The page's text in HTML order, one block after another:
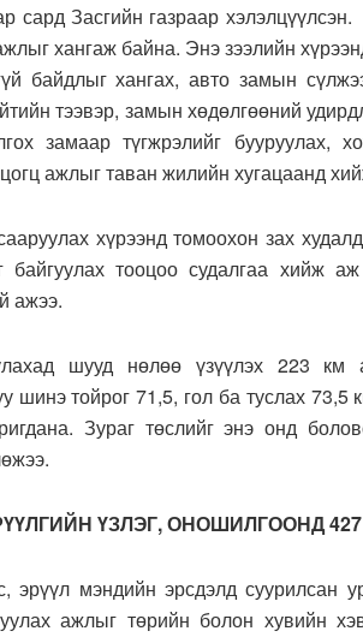
сард Засгийн газраар
хангаж байна. Энэ зээлийн
байдлыг хангах, авто замын
тээвэр, замын хөдөлгөөний
замаар түгжрэлийг бууруулах,
ажлыг таван жилийн хугацаанд
хүрээнд томоохон зах
байгуулах тооцоо судалгаа хийж
ажээ.
шууд нөлөө үзүүлэх 223
шинэ тойрог 71,5, гол ба туслах
Зураг төслийг энэ онд
ҮЗЛЭГ, ОНОШИЛГООНД
мэндийн эрсдэлд суурилсан
ажлыг төрийн болон хувийн